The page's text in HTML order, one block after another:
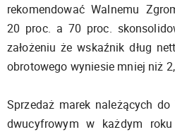
rekomendować Walnemu
20 proc. a 70 proc.
założeniu że wskaźnik dług
obrotowego wyniesie mniej niż
Sprzedaż marek należących
dwucyfrowym w każdym